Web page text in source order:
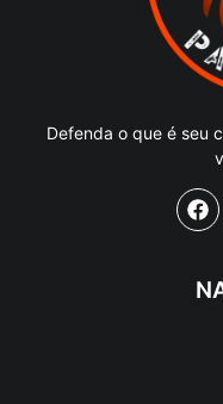
Defenda o que é seu